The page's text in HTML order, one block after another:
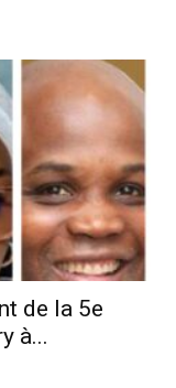
de la 5e
à...